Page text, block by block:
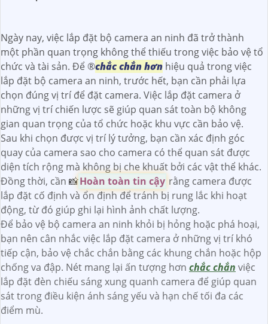
Ngày nay, việc lắp đặt bộ camera an ninh đã trở thành
một phần quan trọng không thể thiếu trong việc bảo vệ tổ
chức và tài sản. Để ®️chắc chắn hơn hiệu quả trong việc
lắp đặt bộ camera an ninh, trước hết, bạn cần phải lựa
chọn đúng vị trí để đặt camera. Việc lắp đặt camera ở
những vị trí chiến lược sẽ giúp quan sát toàn bộ không
gian quan trọng của tổ chức hoặc khu vực cần bảo vệ.
Sau khi chọn được vị trí lý tưởng, bạn cần xác định góc
quay của camera sao cho camera có thể quan sát được
diện tích rộng mà không bị che khuất bởi các vật thể khác.
Đồng thời, cần 📸Hoàn toàn tin cậy rằng camera được
lắp đặt cố định và ổn định để tránh bị rung lắc khi hoạt
động, từ đó giúp ghi lại hình ảnh chất lượng.
Để bảo vệ bộ camera an ninh khỏi bị hỏng hoặc phá hoại,
bạn nên cân nhắc việc lắp đặt camera ở những vị trí khó
tiếp cận, bảo vệ chắc chắn bằng các khung chắn hoặc hộp
chống va đập. Nét mang lại ấn tượng hơn chắc chắn việc
lắp đặt đèn chiếu sáng xung quanh camera để giúp quan
sát trong điều kiện ánh sáng yếu và hạn chế tối đa các
điểm mù.